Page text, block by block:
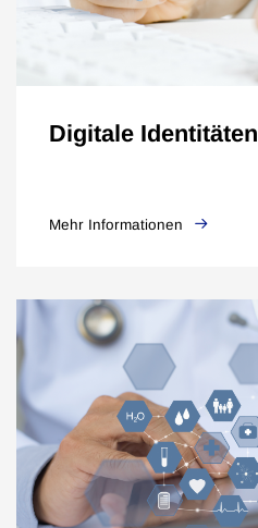
Digitale Identitäten
Mehr Informationen